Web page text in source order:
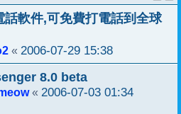
軟件,可免費打電話到全球
« 2006-07-29 15:38
8.0 beta
« 2006-07-03 01:34